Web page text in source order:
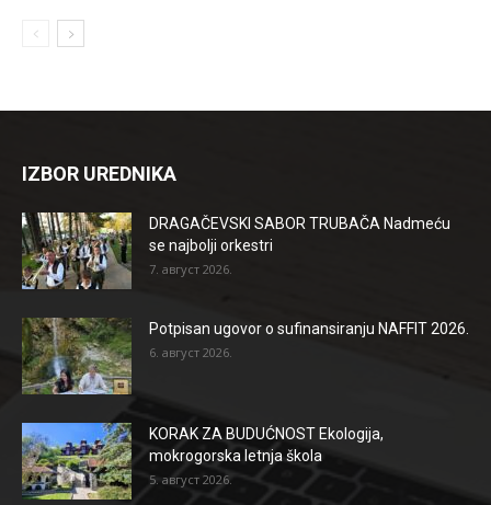
IZBOR UREDNIKA
DRAGAČEVSKI SABOR TRUBAČA Nadmeću
se najbolji orkestri
7. август 2026.
Potpisan ugovor o sufinansiranju NAFFIT 2026.
6. август 2026.
KORAK ZA BUDUĆNOST Ekologija,
mokrogorska letnja škola
5. август 2026.